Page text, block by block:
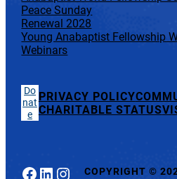
Peace Sunday
Renewal 2028
Young Anabaptist Fellowship
Webinars
Do
nat
e
PRIVACY POLICY
CHARITABLE STATUS
Facebook
LinkedIn
Instagram
COPYRIGHT©